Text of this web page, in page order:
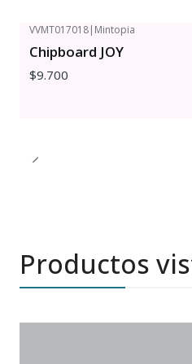
VVMT017018| Mintopia
Chipboard JOY
$9.700
Productos